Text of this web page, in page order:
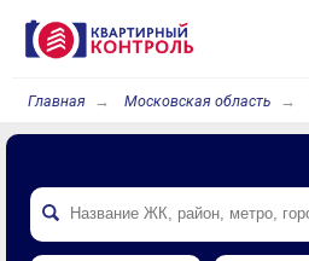
Главная Московская область